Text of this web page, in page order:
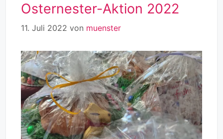
Osternester-Aktion 2022
11. Juli 2022 von muenster